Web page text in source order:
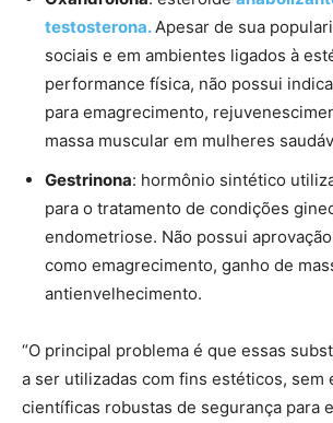
testosterona.Apesar de sua
sociais e em ambientes ligados à
performance física, não possui
para emagrecimento,
massa muscular em mulheres
Gestrinona: hormônio sintético
para o tratamento de condições
endometriose. Não possui
como emagrecimento, ganho de
antienvelhecimento.
“O principal problema é que essas
a ser utilizadas com fins estéticos, sem
científicas robustas de segurança para